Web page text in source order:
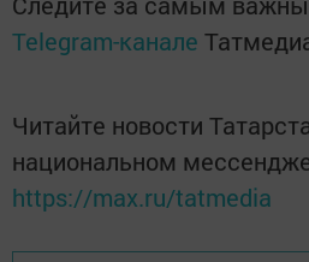
Telegram-канале
Читайте новости
национальном
https://max.ru/tatmedia